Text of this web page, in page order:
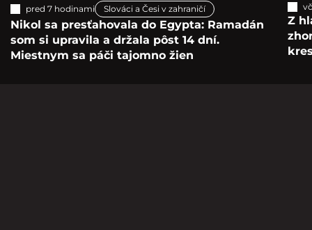
pred 7 hodinami Slováci a Česi v zahraničí
Nikol sa presťahovala do Egypta: Ramadán
som si upravila a držala pôst 14 dní.
Miestnym sa páči tajomno žien
Z